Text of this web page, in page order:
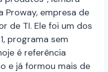
Proway, empresa de
de TI. Ele foi um dos
programa sem
é referência
e já formou mais de